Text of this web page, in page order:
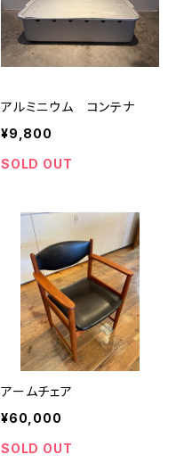
アルミニウム コンテナ
¥9,800
SOLD OUT
アームチェア
¥60,000
SOLD OUT